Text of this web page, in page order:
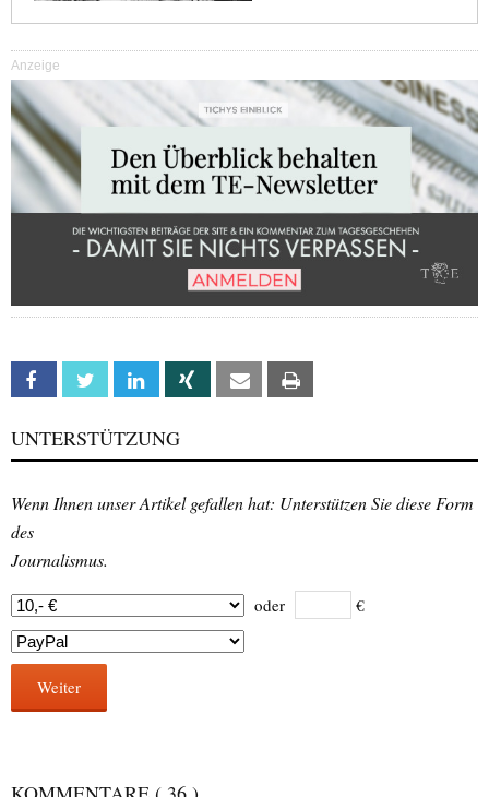
Anzeige
Facebook Twitter Linkedin Xing Email
UNTERSTÜTZUNG
Wenn Ihnen unser Artikel gefallen hat: Unterstützen Sie diese Form
des
Journalismus.
oder €
Weiter